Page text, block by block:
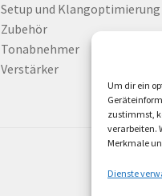
Um dir ein
zustimmst,
verarbeiten.
Merkmale
Dienste
Setup und Klangoptimierung
Zubehör
Tonabnehmer
Verstärker